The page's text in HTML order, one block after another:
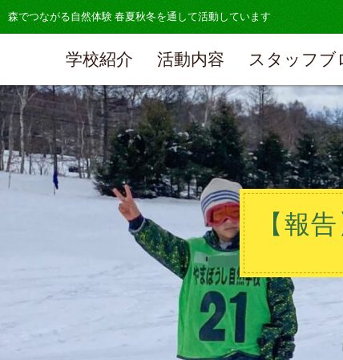
森でつながる自然体験 春夏秋冬を通して活動しています
学校紹介 活動内容 スタッフブ
【報